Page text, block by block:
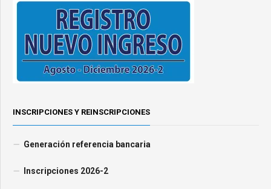
INSCRIPCIONES Y REINSCRIPCIONES
Generación referencia bancaria
Inscripciones 2026-2